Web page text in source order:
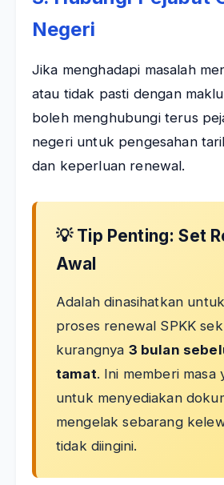
Negeri
Jika menghadapi masalah
atau tidak pasti dengan
boleh menghubungi terus
negeri untuk pengesahan
dan keperluan renewal.
💡 Tip Penting: Set
Awal
Adalah dinasihatkan
proses renewal SPKK
kurangnya 3 bulan
tamat. Ini memberi masa
untuk menyediakan
mengelak sebarang
tidak diingini.